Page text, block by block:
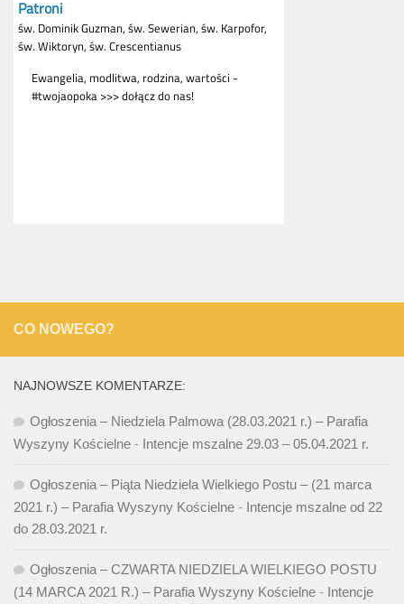
CO NOWEGO?
NAJNOWSZE KOMENTARZE:
Ogłoszenia – Niedziela Palmowa (28.03.2021 r.) – Parafia
Wyszyny Kościelne - Intencje mszalne 29.03 – 05.04.2021 r.
Ogłoszenia – Piąta Niedziela Wielkiego Postu – (21 marca
2021 r.) – Parafia Wyszyny Kościelne - Intencje mszalne od 22
do 28.03.2021 r.
Ogłoszenia – CZWARTA NIEDZIELA WIELKIEGO POSTU
(14 MARCA 2021 R.) – Parafia Wyszyny Kościelne - Intencje